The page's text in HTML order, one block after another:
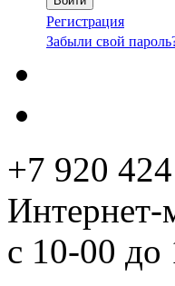
Регистрация
Забыли свой
+7 920
Интернет-
с 10-00 до